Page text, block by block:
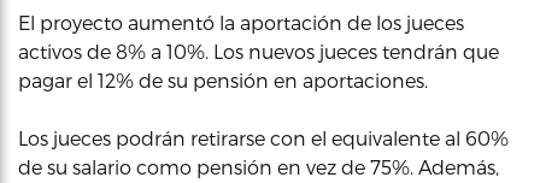
El proyecto aumentó la aportación de los jueces
activos de 8% a 10%. Los nuevos jueces tendrán que
pagar el 12% de su pensión en aportaciones.
Los jueces podrán retirarse con el equivalente al 60%
de su salario como pensión en vez de 75%. Además,